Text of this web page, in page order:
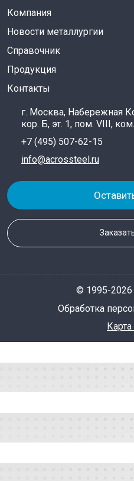
Компания
Новости металлургии
Справочник
Продукция
Контакты
г. Москва, Набережная
кор. Б, эт. 1, пом. VIII,
+7 (495) 507-62-15
info@acrossteel.ru
© 1995-2026
Обработка
Карта